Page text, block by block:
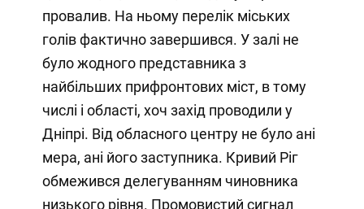
провалив. На ньому перелік міських
голів фактично завершився. У залі не
було жодного представника з
найбільших прифронтових міст, в тому
числі і області, хоч захід проводили у
Дніпрі. Від обласного центру не було ані
мера, ані його заступника. Кривий Ріг
обмежився делегуванням чиновника
низького рівня. Промовистий сигнал